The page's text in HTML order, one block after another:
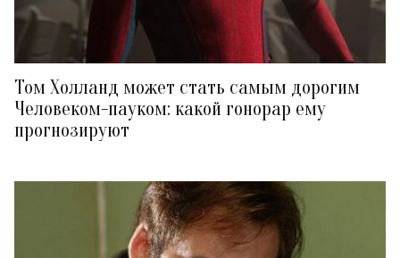
Том Холланд может стать самым дорогим
Человеком-пауком: какой гонорар ему
прогнозируют